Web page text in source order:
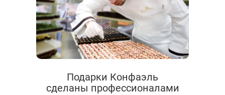
Подарки Конфаэль
сделаны профессионалами